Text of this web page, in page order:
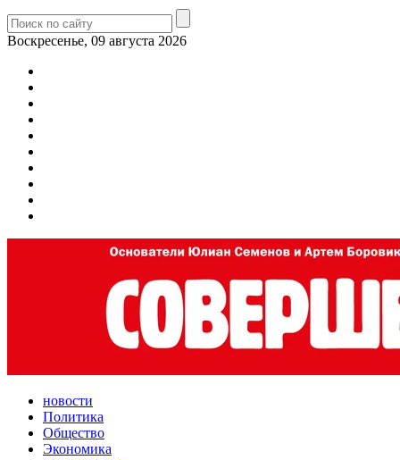
Воскресенье, 09 августа 2026
новости
Политика
Общество
Экономика